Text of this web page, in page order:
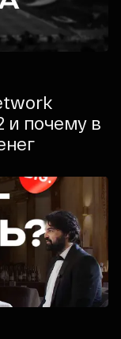
и почему в